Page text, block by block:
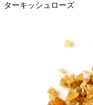
ターキッシュローズ